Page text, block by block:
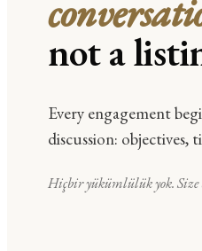
not a
Every engagement
discussion: objectives,
Hiçbir yükümlülük yok.